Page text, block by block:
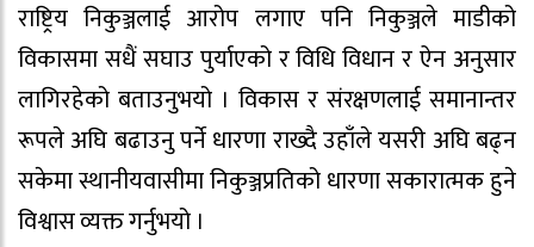
राष्ट्रिय निकुञ्जलाई आरोप लगाए पनि निकुञ्जले माडीको
विकासमा सधैं सघाउ पुर्याएको र विधि विधान र ऐन अनुसार
लागिरहेको बताउनुभयो । विकास र संरक्षणलाई समानान्तर
रूपले अघि बढाउनु पर्ने धारणा राख्दै उहाँले यसरी अघि बढ्न
सकेमा स्थानीयवासीमा निकुञ्जप्रतिको धारणा सकारात्मक हुने
विश्वास व्यक्त गर्नुभयो ।